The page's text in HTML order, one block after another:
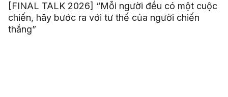
[FINAL TALK 2026] “Mỗi người đều có một cuộc
chiến, hãy bước ra với tư thế của người chiến
thắng”